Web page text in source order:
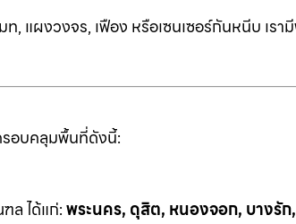
มท, แผงวงจร, เฟือง หรือเซนเซอร์กันหนีบ เรา
รอบคลุมพื้นที่ดังนี้:
ล ได้แก่:พระนคร, ดุสิต, หนองจอก, บางรัก